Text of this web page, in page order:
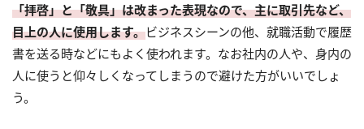
「拝啓」と「敬具」は改まった表現なので、主に取引先など、
目上の人に使用します。ビジネスシーンの他、就職活動で履歴
書を送る時などにもよく使われます。なお社内の人や、身内の
人に使うと仰々しくなってしまうので避けた方がいいでしょ
う。